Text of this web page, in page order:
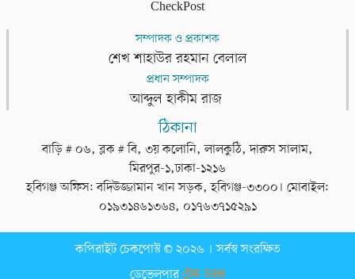
CheckPost
সম্পাদক ও প্রকাশক
শেখ শাহাউর রহমান বেলাল
প্রধান সম্পাদক
আব্দুল হাকীম রাজ
ঠিকানা
বাড়ি # ০৬, ব্লক # বি, ৩য় কলোনি, লালকুঠি, দারুস সালাম,
মিরপুর-১,ঢাকা-১২১৬
হবিগঞ্জ অফিস: বদিউজ্জামান খান সড়ক, হবিগঞ্জ-৩৩০০। মোবাইল:
০১৯৩১৪৬১৩৬৪, ০১৭৬৩৭১৫২৯১
কপিরাইট চেকপোস্ট © ২০২৬ । সর্বস্ব সংরক্ষিত
ডেভেলপারটেক তরঙ্গ